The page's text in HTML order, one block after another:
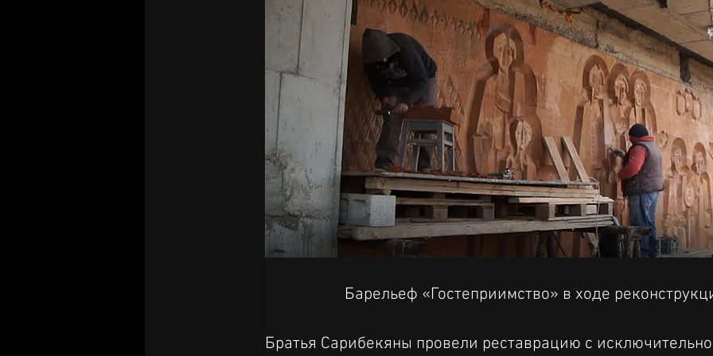
Барельеф «Гостеприимство» в ходе
Братья Сарибекяны провели реставрацию с